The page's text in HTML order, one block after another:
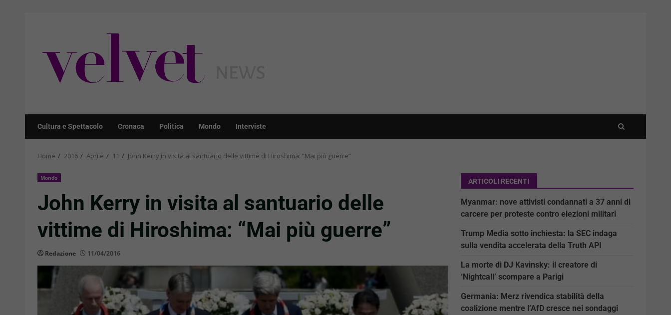
Cultura e Spettacolo Cronaca Politica Mondo Interviste
Home 2016 Aprile 11 John Kerry in visita al santuario delle vittime di Hiroshima: “Mai più guerre”
Mondo
John Kerry in visita al santuario delle
vittime di Hiroshima: “Mai più guerre”
Redazione 11/04/2016
ARTICOLI RECENTI
Myanmar: nove attivisti condannati a 37 anni di
carcere per proteste contro elezioni militari
Trump Media sotto inchiesta: la SEC indaga
sulla vendita accelerata della Truth API
La morte di DJ Kavinsky: il creatore di
‘Nightcall’ scompare a Parigi
Germania: Merz rivendica stabilità della
coalizione mentre l’AfD cresce nei sondaggi